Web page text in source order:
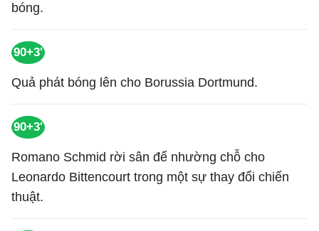
bóng.
90+3'
Quả phát bóng lên cho Borussia Dortmund.
90+3'
Romano Schmid rời sân để nhường chỗ cho
Leonardo Bittencourt trong một sự thay đổi chiến
thuật.